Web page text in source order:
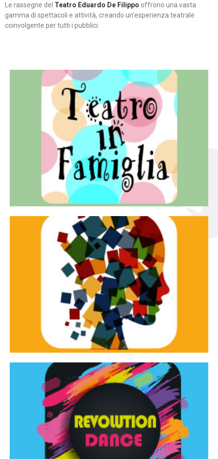
Le rassegne del Teatro Eduardo De Filippo offrono una vasta
gamma di spettacoli e attività, creando un’esperienza teatrale
coinvolgente per tutti i pubblici.
Teatro in famiglia
Teatro In Famiglia è una rassegna di teatro concepita
per far condividere e godere del teatro all’intera
famiglia.
Continua
Tracce dinamiche
Tracce Dinamiche è una rassegna di teatro
d’innovazione e sperimentale.
Continua
Revolution Dance
Rassegna di danza contemporanea – I Edizione